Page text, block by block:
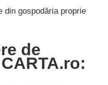
din gospodăria proprie
de